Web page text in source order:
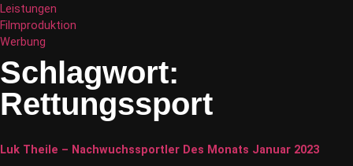
Leistungen
Filmproduktion
Werbung
Schlagwort:
Rettungssport
Luk Theile – Nachwuchssportler Des Monats Januar 2023